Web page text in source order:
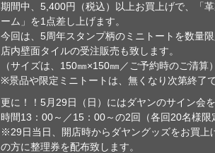
期間中、5,400円（税込）以上お買上げで、「
ーム」を1点差し上げます。
今回は、5周年スタンプ柄のミニトートを数量
店内壁面タイルの受注販売も致します。
（サイズは、150㎜×150㎜／ご予約時のご清算
※景品や限定ミニトートは、無くなり次第終了
更に！！5月29日（日）にはダヤンのサイン会
時間13：00～／15：00～の2回（各回20名様限
※29日当日、開店時からダヤングッズをお買上
の方に整理券を配布致します。